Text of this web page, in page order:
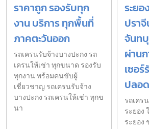
ราคาถูก รองรับทุก
งาน บริการ ทุกพื้นที่
ภาคตะวันออก
รถเครนรับจ้างบางปะกง รถ
เครนให้เช่า ทุกขนาด รองรับ
ทุกงาน พร้อมคนขับผู้
เชี่ยวชาญ รถเครนรับจ้าง
บางปะกง รถเครนให้เช่า ทุกข
นา
ระย
ปรา
จันท
ผ่าน
เซอ
ปลอ
รถเคร
ระยอง
ระยอง